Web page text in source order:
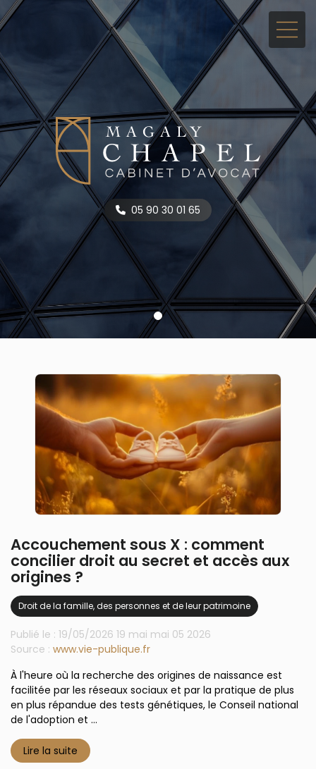
05 90 30 01 65
Accouchement sous X : comment
concilier droit au secret et accès aux
origines ?
Publié le : 19/05/2026 19 mai mai 05 2026
Droit de la famille, des personnes et de leur patrimoine
Source : www.vie-publique.fr
À l'heure où la recherche des origines de naissance est
facilitée par les réseaux sociaux et par la pratique de plus
en plus répandue des tests génétiques, le Conseil national
de l'adoption et ...
Lire la suite